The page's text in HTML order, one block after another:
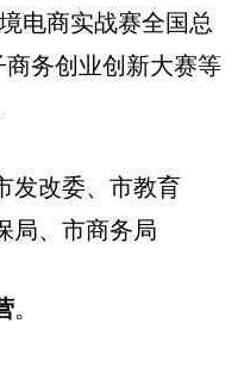
电商实战赛全国总
商务创业创新大赛等
发改委、市教育
局、市商务局
。